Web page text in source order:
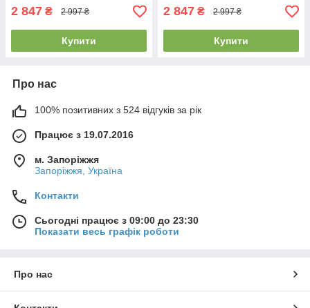
2 847 ₴ 2 997 ₴
Купити
2 847 ₴ 2 997 ₴
Купити
Про нас
100% позитивних з 524 відгуків за рік
Працює з 19.07.2016
м. Запоріжжя
Запоріжжя, Україна
Контакти
Сьогодні працює з 09:00 до 23:30
Показати весь графік роботи
Про нас